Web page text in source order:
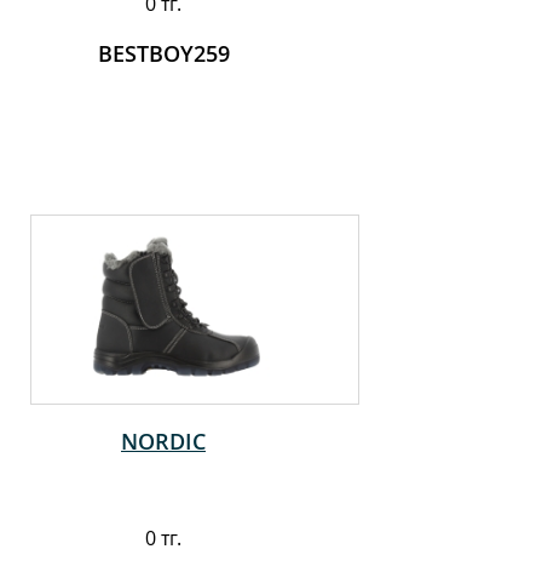
BESTBOY259
NORDIC
0 тг.